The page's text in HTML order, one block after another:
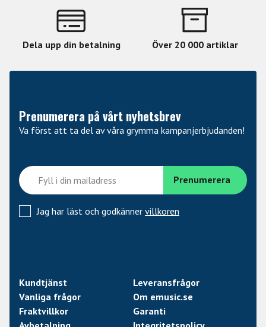
Dela upp din betalning Över 20 000 artiklar
Prenumerera på vårt nyhetsbrev
Va först att ta del av våra grymma kampanjerbjudanden!
Jag har läst och godkänner villkoren
Kundtjänst
Leveransfrågor
Vanliga frågor
Om emusic.se
Fraktvillkor
Garanti